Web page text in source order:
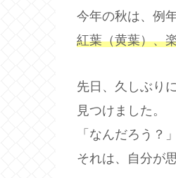
今年の秋は、例
紅葉（黄葉）、
先日、久しぶり
見つけました。
「なんだろう？」
それは、自分が